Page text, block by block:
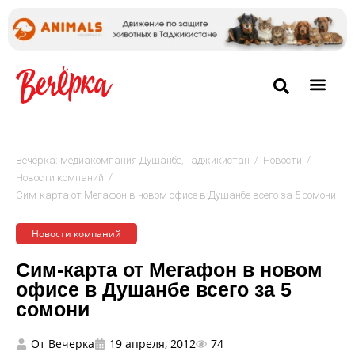
Вечёрка: медиакомпания Душанбе, Таджикистан / Новости /
Новости компаний /
Сим-карта от Мегафон в новом офисе в Душанбе всего за 5 сомони
Новости компаний
Сим-карта от Мегафон в новом
офисе в Душанбе всего за 5
сомони
От Вечерка 19 апреля, 2012 74